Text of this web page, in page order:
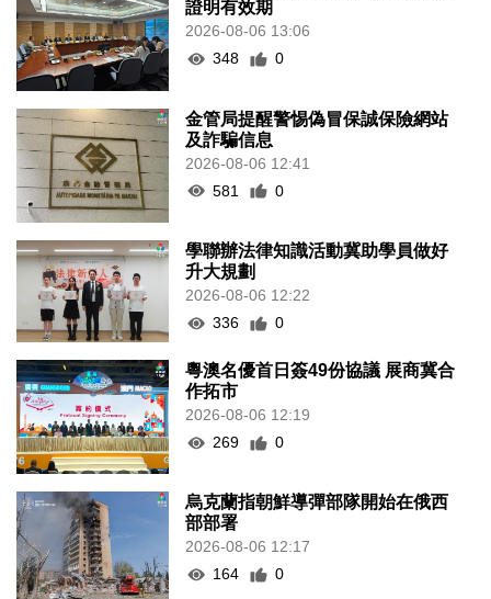
證明有效期
2026-08-06 13:06
348
0
金管局提醒警惕偽冒保誠保險網站
及詐騙信息
2026-08-06 12:41
581
0
學聯辦法律知識活動冀助學員做好
升大規劃
2026-08-06 12:22
336
0
粵澳名優首日簽49份協議 展商冀合
作拓市
2026-08-06 12:19
269
0
烏克蘭指朝鮮導彈部隊開始在俄西
部部署
2026-08-06 12:17
164
0